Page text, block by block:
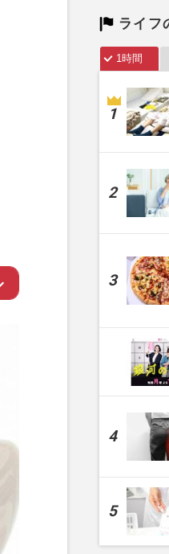
ライフ
1時間